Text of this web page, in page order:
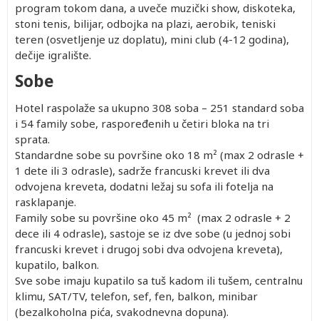
program tokom dana, a uveče muzički show, diskoteka,
stoni tenis, bilijar, odbojka na plazi, aerobik, teniski
teren (osvetljenje uz doplatu), mini club (4-12 godina),
dečije igralište.
Sobe
Hotel raspolaže sa ukupno 308 soba – 251 standard soba
i 54 family sobe, raspoređenih u četiri bloka na tri
sprata.
Standardne sobe su površine oko 18 m² (max 2 odrasle +
1 dete ili 3 odrasle), sadrže francuski krevet ili dva
odvojena kreveta, dodatni ležaj su sofa ili fotelja na
rasklapanje.
Family sobe su površine oko 45 m² (max 2 odrasle + 2
dece ili 4 odrasle), sastoje se iz dve sobe (u jednoj sobi
francuski krevet i drugoj sobi dva odvojena kreveta),
kupatilo, balkon.
Sve sobe imaju kupatilo sa tuš kadom ili tušem, centralnu
klimu, SAT/TV, telefon, sef, fen, balkon, minibar
(bezalkoholna pića, svakodnevna dopuna).